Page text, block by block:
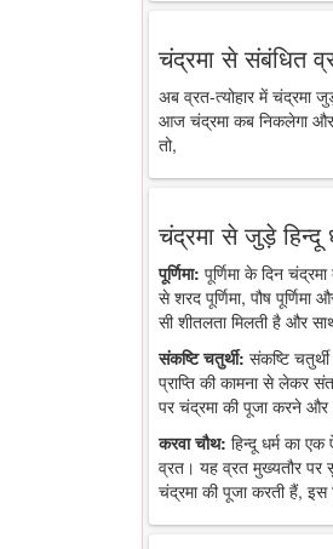
चंद्रमा से संबंधित
अब व्रत-त्योहार में चंद्रमा
आज चंद्रमा कब निकलेगा और
तो,
चंद्रमा से जुड़े हिन्दू
पूर्णिमा: पूर्णिमा के दिन
से शरद पूर्णिमा, पौष
सी शीतलता मिलती है और
संकष्टि चतुर्थी: संकष्टि
प्राप्ति की कामना से लेकर
पर चंद्रमा की पूजा करने और
करवा चौथ: हिन्दू धर्म का
व्रत। यह व्रत मुख्यतौर पर
चंद्रमा की पूजा करती हैं,